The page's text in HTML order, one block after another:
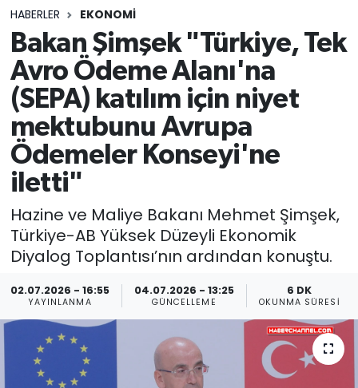
HABERLER EKONOMİ
Bakan Şimşek "Türkiye, Tek
Avro Ödeme Alanı'na
(SEPA) katılım için niyet
mektubunu Avrupa
Ödemeler Konseyi'ne
iletti"
Hazine ve Maliye Bakanı Mehmet Şimşek,
Türkiye-AB Yüksek Düzeyli Ekonomik
Diyalog Toplantısı’nın ardından konuştu.
02.07.2026 - 16:55
YAYINLANMA
04.07.2026 - 13:25
GÜNCELLEME
6 DK
OKUNMA SÜRESI